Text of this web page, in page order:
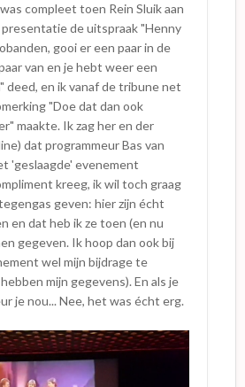
compleet toen Rein Sluik aan
de uitspraak "Henny
gooi er een paar in de
van en je hebt weer een
deed, en ik vanaf de tribune net
"Doe dat dan ook
maakte. Ik zag her en der
dat programmeur Bas van
'geslaagde' evenement
kreeg, ik wil toch graag
geven: hier zijn écht
en dat heb ik ze toen (en nu
gegeven. Ik hoop dan ook bij
wel mijn bijdrage te
mijn gegevens). En als je
je nou... Nee, het was écht erg.